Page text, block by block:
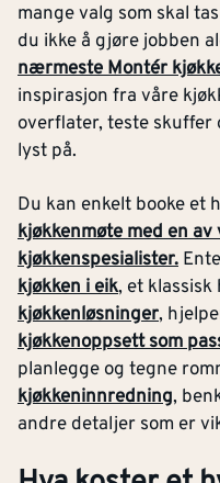
mange valg som skal
du ikke å gjøre jobben
nærmeste Montér
inspirasjon fra våre
overflater, teste
lyst på.
Du kan enkelt booke et
kjøkkenmøte med en
kjøkkenspesialister.
kjøkken i eik, et
kjøkkenløsninger,
kjøkkenoppsett som
planlegge og tegne
kjøkkeninnredning,
andre detaljer som er